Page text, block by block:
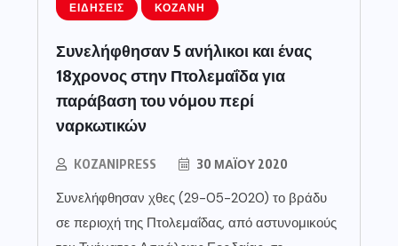
ΕΙΔΉΣΕΙΣ ΚΟΖΆΝΗ
Συνελήφθησαν 5 ανήλικοι και ένας
18χρονος στην Πτολεμαΐδα για
παράβαση του νόμου περί
ναρκωτικών
KOZANIPRESS 30 ΜΑΪ́ΟΥ 2020
Συνελήφθησαν χθες (29-05-2020) το βράδυ
σε περιοχή της Πτολεμαΐδας, από αστυνομικούς